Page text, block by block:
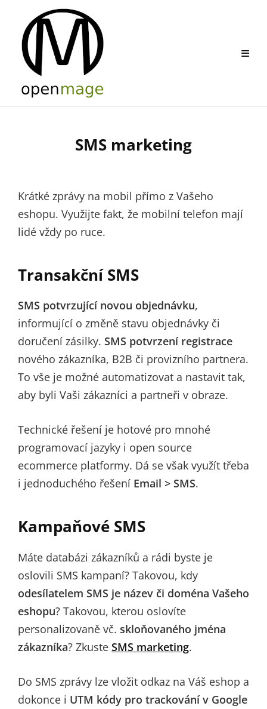
content
SMS marketing
Puffler,
DiS.
Krátké zprávy na mobil přímo z Vašeho
eshopu. Využijte fakt, že mobilní telefon mají
lidé vždy po ruce.
Transakční SMS
SMS potvrzující novou objednávku,
informující o změně stavu objednávky či
doručení zásilky. SMS potvrzení registrace
nového zákazníka, B2B či provizního partnera.
To vše je možné automatizovat a nastavit tak,
aby byli Vaši zákazníci a partneři v obraze.
Technické řešení je hotové pro mnohé
programovací jazyky i open source
ecommerce platformy. Dá se však využít třeba
i jednoduchého řešení Email > SMS.
Kampaňové SMS
Máte databázi zákazníků a rádi byste je
oslovili SMS kampaní? Takovou, kdy
odesílatelem SMS je název či doména Vašeho
eshopu? Takovou, kterou oslovíte
personalizovaně vč. skloňovaného jména
zákazníka? Zkuste SMS marketing.
Do SMS zprávy lze vložit odkaz na Váš eshop a
dokonce i UTM kódy pro trackování v Google